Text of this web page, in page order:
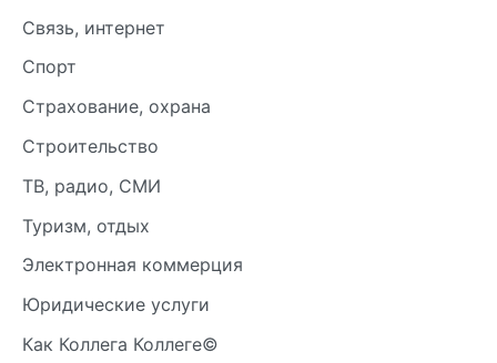
Связь, интернет
Спорт
Страхование, охрана
Строительство
ТВ, радио, СМИ
Туризм, отдых
Электронная коммерция
Юридические услуги
Как Коллега Коллеге©